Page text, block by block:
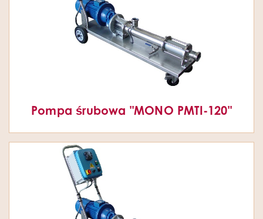
Pompa śrubowa "MONO PMTI-120"